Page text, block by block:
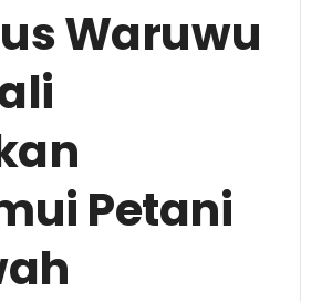
Waruwu
Petani